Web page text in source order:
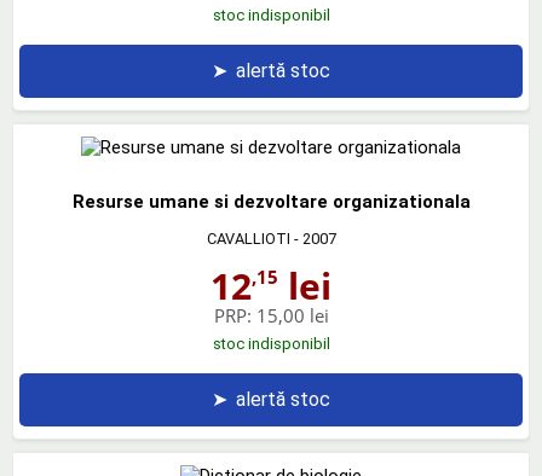
stoc indisponibil
➤ alertă stoc
Resurse umane si dezvoltare organizationala
CAVALLIOTI - 2007
12,15 lei
PRP: 15,00 lei
stoc indisponibil
➤ alertă stoc